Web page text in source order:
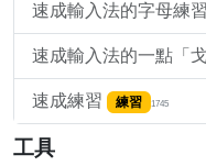
速成輸入法的字母練習
速成輸入法的一點「
速成練習 練習 1745
工具